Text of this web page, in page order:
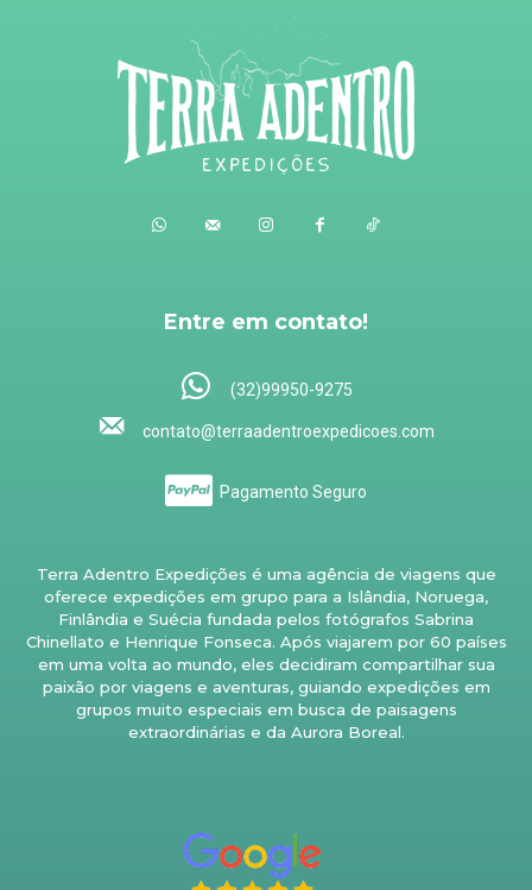
Entre em contato!
(32)99950-9275
contato@terraadentroexpedicoes.com
Pagamento Seguro
Terra Adentro Expedições é uma agência de viagens que
oferece expedições em grupo para a Islândia, Noruega,
Finlândia e Suécia fundada pelos fotógrafos Sabrina
Chinellato e Henrique Fonseca. Após viajarem por 60 países
em uma volta ao mundo, eles decidiram compartilhar sua
paixão por viagens e aventuras, guiando expedições em
grupos muito especiais em busca de paisagens
extraordinárias e da Aurora Boreal.